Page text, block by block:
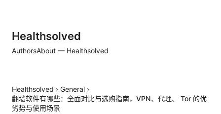
Healthsolved
AuthorsAbout — Healthsolved
Healthsolved › General ›
翻墙软件有哪些：全面对比与选购指南，VPN、代理、 Tor 的优
劣势与使用场景